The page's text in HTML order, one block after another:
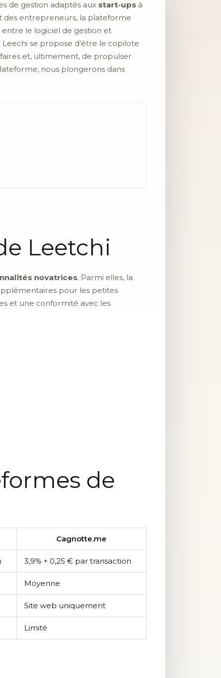
de gestion adaptés aux start-ups à
des entrepreneurs, la plateforme
le logiciel de gestion et
se propose d’être le copilote
et, ultimement, de propulser
nous plongerons dans
Leetchi
novatrices. Parmi elles, la
pour les petites
et une conformité avec les
de
Cagnotte.me
3,9% + 0,25 € par transaction
Moyenne
Site web uniquement
Limité